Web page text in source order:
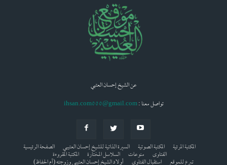
عن الشيخ إحسان العتبي
ihsan.com000@gmail.com : تواصل معنا
الصفحة الرئيسية السيرة الذاتية للشيخ إحسان العتيبي المكتبة الصوتية المكتبة المرئية
المكتبة المقروءة السلاسل المختارة منوعات الفتاوى